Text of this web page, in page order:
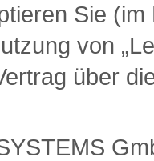
Sie (im
von
über